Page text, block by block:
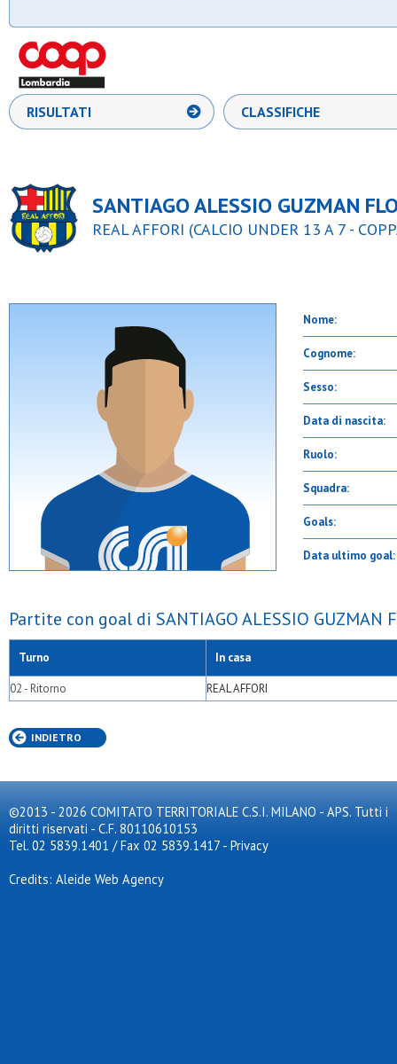
RISULTATI CLASSIFICHE
SANTIAGO ALESSIO GUZMAN
REAL AFFORI (CALCIO UNDER 13 A 7 -
Nome:
Cognome:
Sesso:
Data di nascita:
Ruolo:
Squadra:
Goals:
Data ultimo goal:
Partite con goal di SANTIAGO ALESSIO GUZMAN
Turno In casa
02 - Ritorno REAL AFFORI
INDIETRO
©2013 - 2026 COMITATO TERRITORIALE C.S.I. MILANO - APS. Tutti i
diritti riservati - C.F. 80110610153
Tel. 02 5839.1401 / Fax 02 5839.1417 - Privacy
Credits: Aleide Web Agency